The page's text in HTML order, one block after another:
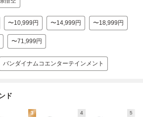
〜10,999円 〜14,999円 〜18,999円
〜71,999円
バンダイナムコエンターテインメント
ド
3 4 5